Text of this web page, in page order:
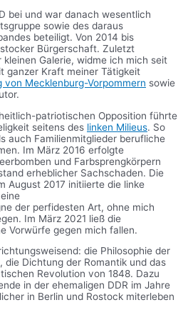
bei und war danach wesentlich
sowie des daraus
beteiligt. Von 2014 bis
Bürgerschaft. Zuletzt
Galerie, widme ich mich seit
ganzer Kraft meiner Tätigkeit
von Mecklenburg-Vorpommern sowie
patriotischen Opposition führte
seitens des linken Milieus. So
auch Familienmitglieder berufliche
Im März 2016 erfolgte
und Farbsprengkörpern
erheblicher Sachschaden. Die
August 2017 initiierte die linke
der perfidesten Art, ohne mich
Im März 2021 ließ die
Vorwürfe gegen mich fallen.
die Philosophie der
Dichtung der Romantik und das
Revolution von 1848. Dazu
in der ehemaligen DDR im Jahre
in Berlin und Rostock miterleben